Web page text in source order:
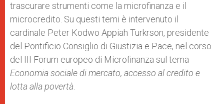
trascurare strumenti come la microfinanza e il
microcredito. Su questi temi è intervenuto il
cardinale Peter Kodwo Appiah Turkrson, presidente
del Pontificio Consiglio di Giustizia e Pace, nel corso
del III Forum europeo di Microfinanza sul tema
Economia sociale di mercato, accesso al credito e
lotta alla povertà